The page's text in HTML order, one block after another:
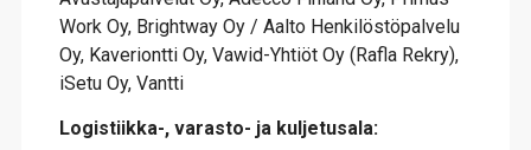
Work Oy, Brightway Oy / Aalto Henkilöstöpalvelu
Oy, Kaveriontti Oy, Vawid-Yhtiöt Oy (Rafla Rekry),
iSetu Oy, Vantti
Logistiikka-, varasto- ja kuljetusala: